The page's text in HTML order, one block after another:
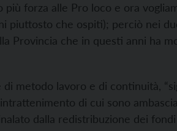
più forza alle Pro loco e ora
piuttosto che ospiti); perciò nei
Provincia che in questi anni ha
metodo lavoro e di continuità,
di cui sono
dalla redistribuzione dei